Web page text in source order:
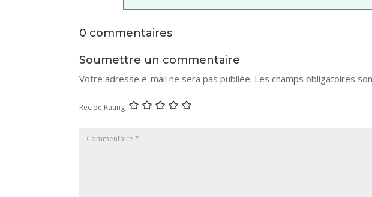
0 commentaires
Soumettre un commentaire
Votre adresse e-mail ne sera pas publiée. Les champs obligatoires
Recipe Rating